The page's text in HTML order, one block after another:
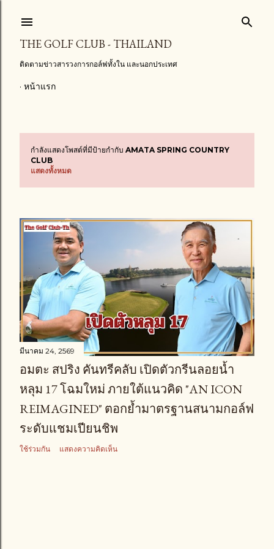
THE GOLF CLUB - THAILAND
ติดตามข่าวสารวงการกอล์ฟทั้งใน และนอกประเทศ
หน้าแรก
ท
ค
า
ม
กำลังแสดงโพสต์ที่มีป้ายกำกับ AMATA SPRING COUNTRY
CLUB
แสดงทั้งหมด
มีนาคม 24, 2569
อมตะ สปริง คันทรีคลับ เปิดตัวกรีนลอยน้ำ
หลุม 17 โฉมใหม่ ภายใต้แนวคิด "AN ICON
REIMAGINED" ตอกย้ำมาตรฐานสนามกอล์ฟ
ระดับแชมเปียนชิพ
ใช้ร่วมกัน แสดงความคิดเห็น